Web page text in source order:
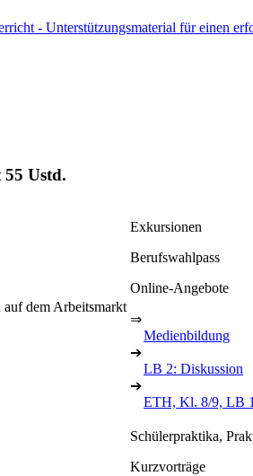
- Unterstützungsmaterial für einen
55 Ustd.
dem Arbeitsmarkt
Exkursionen
Berufswahlpass
Online-Angebote
⇒
Medienbildung
➔
LB 2: Diskussion
➔
ETH, Kl. 8/9, LB 1
Schülerpraktika,
Kurzvorträge